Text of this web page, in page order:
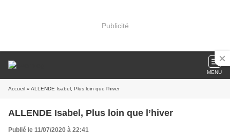
Publicité
MENU
Accueil » ALLENDE Isabel, Plus loin que l’hiver
ALLENDE Isabel, Plus loin que l’hiver
Publié le 11/07/2020 à 22:41